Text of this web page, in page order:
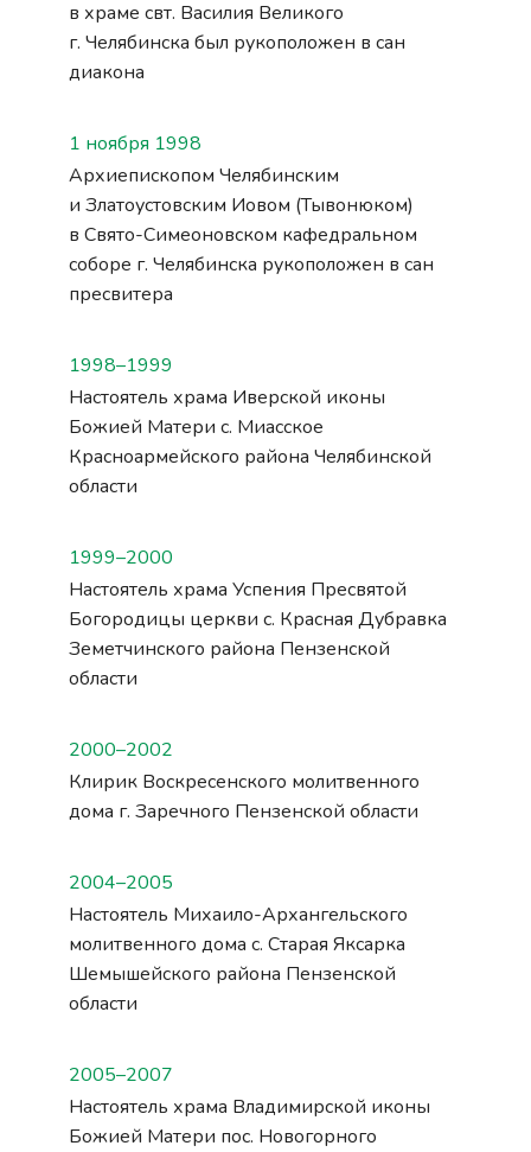
в храме свт. Василия Великого
г. Челябинска был рукоположен в сан
диакона
1 ноября 1998
Архиепископом Челябинским
и Златоустовским Иовом (Тывонюком)
в Свято-Симеоновском кафедральном
соборе г. Челябинска рукоположен в сан
пресвитера
1998–1999
Настоятель храма Иверской иконы
Божией Матери с. Миасское
Красноармейского района Челябинской
области
1999–2000
Настоятель храма Успения Пресвятой
Богородицы церкви с. Красная Дубравка
Земетчинского района Пензенской
области
2000–2002
Клирик Воскресенского молитвенного
дома г. Заречного Пензенской области
2004–2005
Настоятель Михаило-Архангельского
молитвенного дома с. Старая Яксарка
Шемышейского района Пензенской
области
2005–2007
Настоятель храма Владимирской иконы
Божией Матери пос. Новогорного